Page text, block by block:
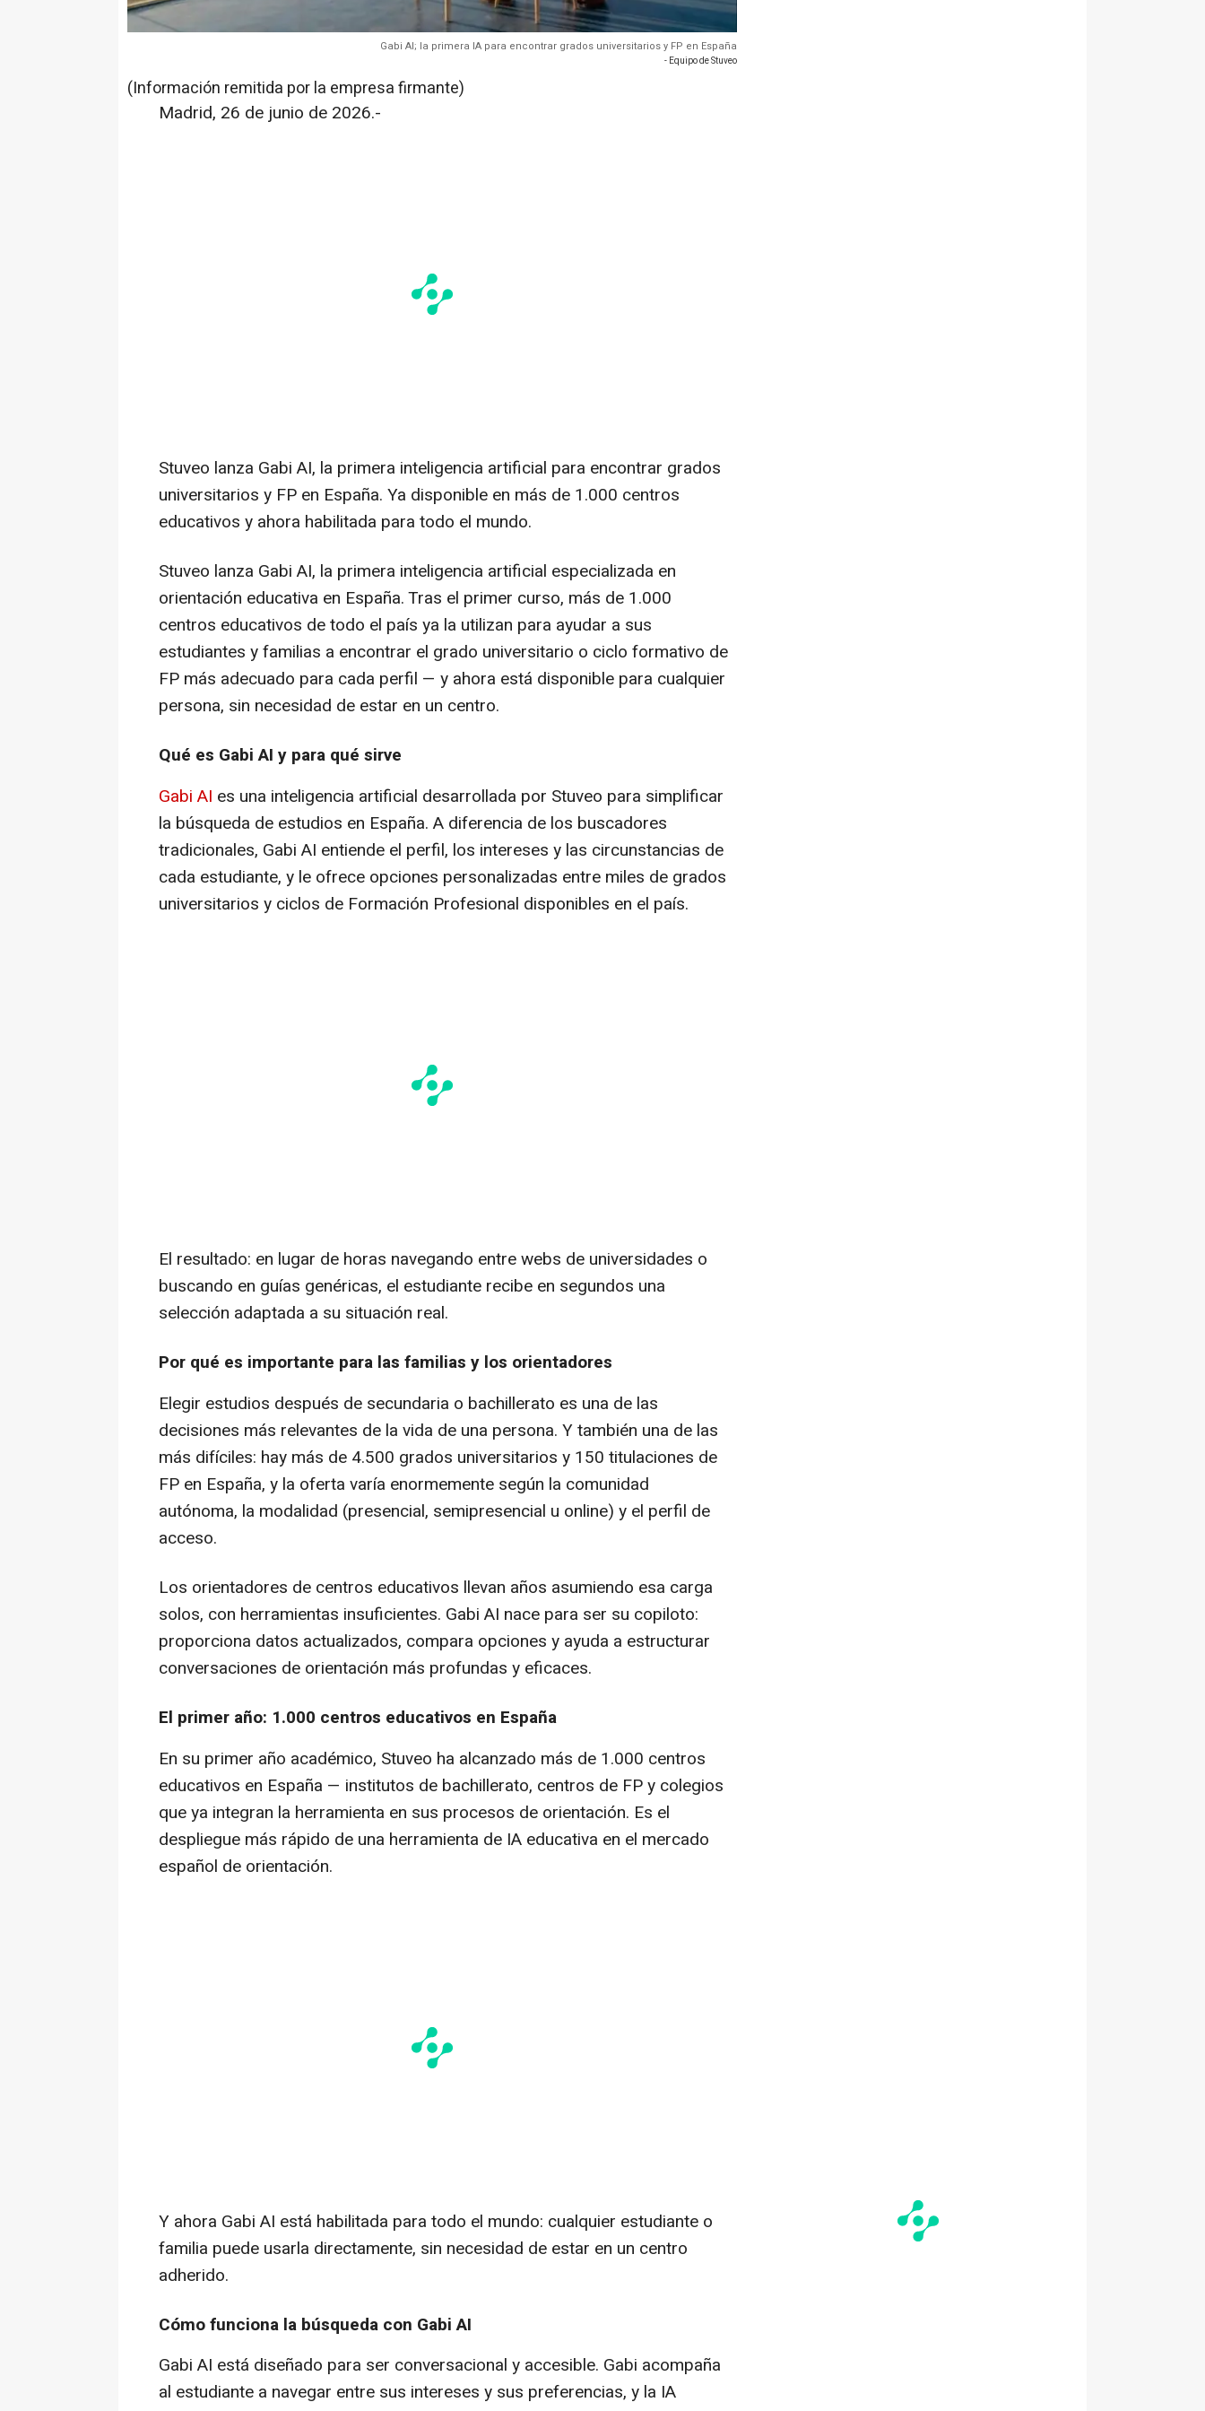
Gabi AI; la primera IA para encontrar grados universitarios y FP en España
- Equipo de Stuveo
(Información remitida por la empresa firmante)
Madrid, 26 de junio de 2026.-
Stuveo lanza Gabi AI, la primera inteligencia artificial para encontrar grados
universitarios y FP en España. Ya disponible en más de 1.000 centros
educativos y ahora habilitada para todo el mundo.
Stuveo lanza Gabi AI, la primera inteligencia artificial especializada en
orientación educativa en España. Tras el primer curso, más de 1.000
centros educativos de todo el país ya la utilizan para ayudar a sus
estudiantes y familias a encontrar el grado universitario o ciclo formativo de
FP más adecuado para cada perfil — y ahora está disponible para cualquier
persona, sin necesidad de estar en un centro.
Qué es Gabi AI y para qué sirve
Gabi AI es una inteligencia artificial desarrollada por Stuveo para simplificar
la búsqueda de estudios en España. A diferencia de los buscadores
tradicionales, Gabi AI entiende el perfil, los intereses y las circunstancias de
cada estudiante, y le ofrece opciones personalizadas entre miles de grados
universitarios y ciclos de Formación Profesional disponibles en el país.
El resultado: en lugar de horas navegando entre webs de universidades o
buscando en guías genéricas, el estudiante recibe en segundos una
selección adaptada a su situación real.
Por qué es importante para las familias y los orientadores
Elegir estudios después de secundaria o bachillerato es una de las
decisiones más relevantes de la vida de una persona. Y también una de las
más difíciles: hay más de 4.500 grados universitarios y 150 titulaciones de
FP en España, y la oferta varía enormemente según la comunidad
autónoma, la modalidad (presencial, semipresencial u online) y el perfil de
acceso.
Los orientadores de centros educativos llevan años asumiendo esa carga
solos, con herramientas insuficientes. Gabi AI nace para ser su copiloto:
proporciona datos actualizados, compara opciones y ayuda a estructurar
conversaciones de orientación más profundas y eficaces.
El primer año: 1.000 centros educativos en España
En su primer año académico, Stuveo ha alcanzado más de 1.000 centros
educativos en España — institutos de bachillerato, centros de FP y colegios
que ya integran la herramienta en sus procesos de orientación. Es el
despliegue más rápido de una herramienta de IA educativa en el mercado
español de orientación.
Y ahora Gabi AI está habilitada para todo el mundo: cualquier estudiante o
familia puede usarla directamente, sin necesidad de estar en un centro
adherido.
Cómo funciona la búsqueda con Gabi AI
Gabi AI está diseñado para ser conversacional y accesible. Gabi acompaña
al estudiante a navegar entre sus intereses y sus preferencias, y la IA